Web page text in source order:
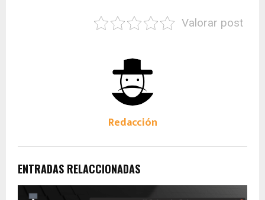
Valorar post
Redacción
ENTRADAS RELACCIONADAS